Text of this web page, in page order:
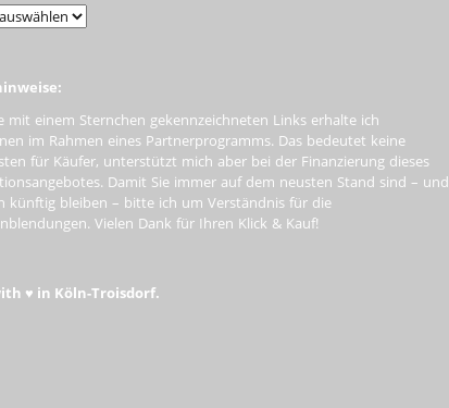
mit einem Sternchen gekennzeichneten Links erhalte ich
im Rahmen eines Partnerprogramms. Das bedeutet keine
für Käufer, unterstützt mich aber bei der Finanzierung dieses
Damit Sie immer auf dem neusten Stand sind – und
künftig bleiben – bitte ich um Verständnis für die
Vielen Dank für Ihren Klick & Kauf!
♥ in Köln-Troisdorf.